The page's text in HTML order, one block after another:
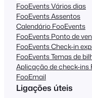
FooEvents Vários dias
FooEvents Assentos
Calendário FooEvents
FooEvents Ponto de
FooEvents Check-in
FooEvents Temas de
Aplicação de check-ins
FooEmail
Ligações úteis